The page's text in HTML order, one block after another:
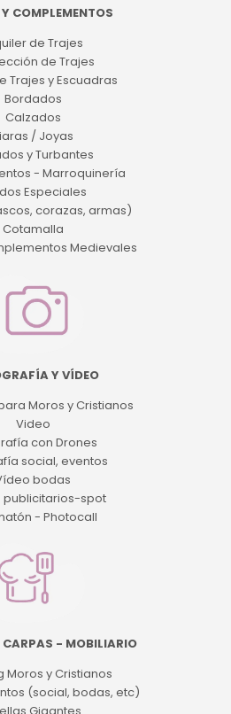
COMPLEMENTOS
de Trajes
de Trajes
Trajes y Escuadras
Bordados
Calzados
/ Joyas
y Turbantes
- Marroquinería
Especiales
corazas, armas)
Cotamalla
Medievales
Y VÍDEO
Moros y Cristianos
Video
con Drones
social, eventos
bodas
publicitarios-spot
- Photocall
- MOBILIARIO
Moros y Cristianos
(social, bodas, etc)